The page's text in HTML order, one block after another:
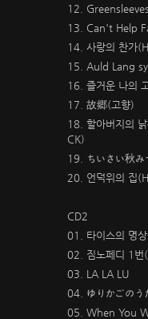
12. Greensleeves
13. Can't Help
14. 사랑의 찬가
15. Auld Lang
16. 즐거운 나의
17. 故郷(고향)
18. 할아버지의
CK)
19. ちいさい秋み
20. 언덕위의 집
CD2
01. 타이스의 명
02. 짐노페디 1
03. LA LA LU
04. ゆりかごのう
05. When You